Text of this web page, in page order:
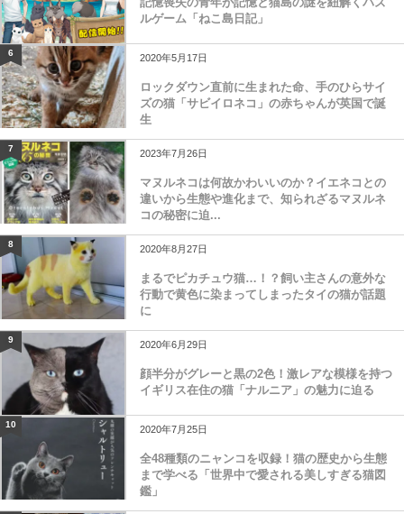
ルゲーム「ねこ島日記」
6 2020年5月17日
ロックダウン直前に生まれた命、手のひらサイ
ズの猫「サビイロネコ」の赤ちゃんが英国で誕
生
7 2023年7月26日
マヌルネコは何故かわいいのか？イエネコとの
違いから生態や進化まで、知られざるマヌルネ
コの秘密に迫...
8 2020年8月27日
まるでピカチュウ猫…！？飼い主さんの意外な
行動で黄色に染まってしまったタイの猫が話題
に
9 2020年6月29日
顔半分がグレーと黒の2色！激レアな模様を持つ
イギリス在住の猫「ナルニア」の魅力に迫る
10 2020年7月25日
全48種類のニャンコを収録！猫の歴史から生態
まで学べる「世界中で愛される美しすぎる猫図
鑑」